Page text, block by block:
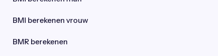
BMI berekenen vrouw
BMR berekenen